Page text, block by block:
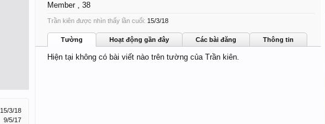
15/3/18
9/5/17
Member , 38
Trần kiên được nhìn thấy lần cuối: 15/3/18
Tường Hoạt động gần đây Các bài đăng Thông tin
Hiện tại không có bài viết nào trên tường của Trần kiên.